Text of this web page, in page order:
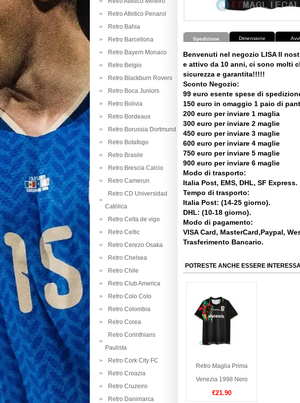
Retro Atletico Penarol
Retro Bahia
Retro Barcellona
Retro Bayern Monaco
Retro Belgio
Retro Blackburn Rovers
Retro Boca Juniors
Retro Bolivia
Retro Bordeaux
Retro Borussia Dortmund
Retro Botafogo
Retro Brasile
Retro Brescia Calcio
Retro Camerun
Retro CD Universidad
Católica
Retro Celta de vigo
Retro Celtic
Retro Cerezo Osaka
Retro Chelsea
Retro Chile
Retro Club America
Retro Colo Colo
Retro Colombia
Retro Corea
Retro Corinthians
Paulista
Retro Cork City FC
Retro Croazia
Retro Cruzeiro
Retro Danimarca
Spedizione Dimensione
Benvenuti nel negozio LISA Il
e attivo da 10 anni, ci sono molti
sicurezza e garantita!!!!!
Sconto Negozio:
99 euro esente spese di
150 euro in omaggio 1 paio di
200 euro per inviare 1 maglia
300 euro per inviare 2 maglie
450 euro per inviare 3 maglie
600 euro per inviare 4 maglie
750 euro per inviare 5 maglie
900 euro per inviare 6 maglie
Modo di trasporto:
Italia Post, EMS, DHL, SF Express.
Tempo di trasporto:
Italia Post: (14-25 giorno).
DHL: (10-18 giorno).
Modo di pagamento:
VISA Card, MasterCard,Paypal,
Trasferimento Bancario.
POTRESTE ANCHE ESSERE
Retro Maglia Prima
Venezia 1998 Nero
€21.90